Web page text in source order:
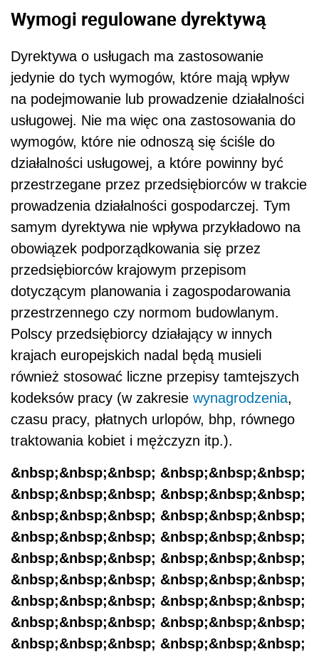
Wymogi regulowane dyrektywą
Dyrektywa o usługach ma zastosowanie
jedynie do tych wymogów, które mają wpływ
na podejmowanie lub prowadzenie działalności
usługowej. Nie ma więc ona zastosowania do
wymogów, które nie odnoszą się ściśle do
działalności usługowej, a które powinny być
przestrzegane przez przedsiębiorców w trakcie
prowadzenia działalności gospodarczej. Tym
samym dyrektywa nie wpływa przykładowo na
obowiązek podporządkowania się przez
przedsiębiorców krajowym przepisom
dotyczącym planowania i zagospodarowania
przestrzennego czy normom budowlanym.
Polscy przedsiębiorcy działający w innych
krajach europejskich nadal będą musieli
również stosować liczne przepisy tamtejszych
kodeksów pracy (w zakresie wynagrodzenia,
czasu pracy, płatnych urlopów, bhp, równego
traktowania kobiet i mężczyzn itp.).
&nbsp;&nbsp;&nbsp; &nbsp;&nbsp;&nbsp;
&nbsp;&nbsp;&nbsp; &nbsp;&nbsp;&nbsp;
&nbsp;&nbsp;&nbsp; &nbsp;&nbsp;&nbsp;
&nbsp;&nbsp;&nbsp; &nbsp;&nbsp;&nbsp;
&nbsp;&nbsp;&nbsp; &nbsp;&nbsp;&nbsp;
&nbsp;&nbsp;&nbsp; &nbsp;&nbsp;&nbsp;
&nbsp;&nbsp;&nbsp; &nbsp;&nbsp;&nbsp;
&nbsp;&nbsp;&nbsp; &nbsp;&nbsp;&nbsp;
&nbsp;&nbsp;&nbsp; &nbsp;&nbsp;&nbsp;